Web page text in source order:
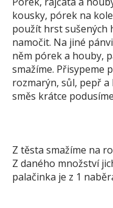
kousky, pórek na
použít hrst sušených
namočit. Na jiné
něm pórek a houby,
smažíme. Přisypeme
rozmarýn, sůl, pepř a
směs krátce
Z těsta smažíme na
Z daného množství
palačinka je z 1